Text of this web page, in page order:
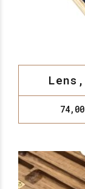
74,00